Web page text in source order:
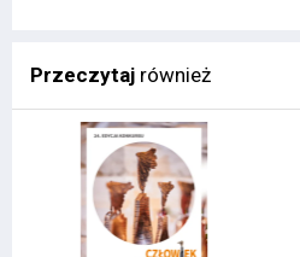
Przeczytaj również